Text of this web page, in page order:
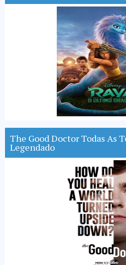
The Good Doctor Todas As
Legendado